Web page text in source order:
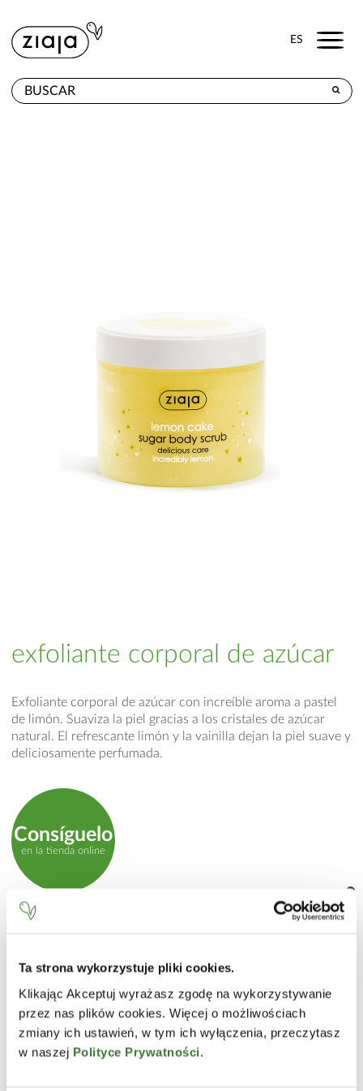
Ta strona wykorzystuje pliki cookies.
Klikając Akceptuj wyrażasz zgodę na wykorzystywanie
przez nas plików cookies. Więcej o możliwościach
zmiany ich ustawień, w tym ich wyłączenia, przeczytasz
w naszej Polityce Prywatności.
ES Menu
exfoliante corporal de azúcar
Exfoliante corporal de azúcar con increíble aroma a pastel
de limón. Suaviza la piel gracias a los cristales de azúcar
natural. El refrescante limón y la vainilla dejan la piel suave y
deliciosamente perfumada.
Consíguelo
en la tienda online
MODO DE EMPLEO
circulares. Enjuagar completamente. Puede ser usado
INCI
Sucrose, Paraffinum Liquidum (Mineral Oil), Cera
Microcristallina (Microcrystalline Wax), Cera Alba (Beeswax),